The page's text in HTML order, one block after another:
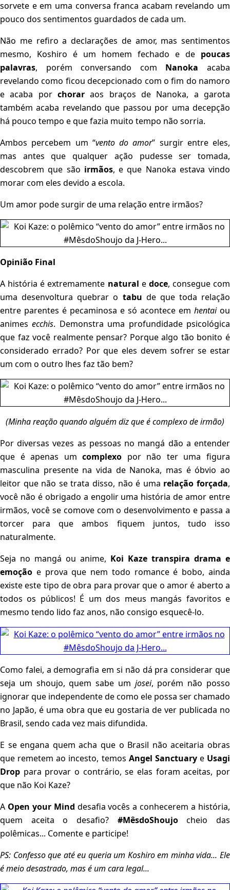
sorvete e em uma conversa franca acabam revelando um
pouco dos sentimentos guardados de cada um.
Não me refiro a declarações de amor, mas sentimentos
mesmo, Koshiro é um homem fechado e de poucas
palavras, porém conversando com Nanoka acaba
revelando como ficou decepcionado com o fim do namoro
e acaba por chorar aos braços de Nanoka, a garota
também acaba revelando que passou por uma decepção
há pouco tempo e que fazia muito tempo não sorria.
Ambos percebem um “vento do amor” surgir entre eles,
mas antes que qualquer ação pudesse ser tomada,
descobrem que são irmãos, e que Nanoka estava vindo
morar com eles devido a escola.
Um amor pode surgir de uma relação entre irmãos?
Opinião Final
A história é extremamente natural e doce, consegue com
uma desenvoltura quebrar o tabu de que toda relação
entre parentes é pecaminosa e só acontece em hentaiou
animesecchis. Demonstra uma profundidade psicológica
que faz você realmente pensar? Porque algo tão bonito é
considerado errado? Por que eles devem sofrer se estar
um com o outro lhes faz tão bem?
(Minha reação quando alguém dizque é complexo de irmão)
Por diversas vezes as pessoas no mangá dão a entender
que é apenas umcomplexo por não ter uma figura
masculina presente na vida de Nanoka, mas é óbvio ao
leitor que não se trata disso, não é uma relação forçada,
você não é obrigado a engolir uma história de amor entre
irmãos, você se comove com o desenvolvimento e passa a
torcer para que ambos fiquem juntos, tudo isso
naturalmente.
Seja no mangá ou anime, Koi Kaze transpira drama e
emoção e prova que nem todo romance é bobo, ainda
existe este tipo de obra para provar que o amor é aberto a
todos os públicos! É um dos meus mangás favoritos e
mesmo tendo lido faz anos, não consigo esquecê-lo.
Como falei, a demografia em si não dá pra considerar que
seja um shoujo, quem sabe um josei, porém não posso
ignorar que independente de como ele possa ser chamado
no Japão, é uma obra que eu gostaria de ver publicada no
Brasil, sendo cada vez mais difundida.
E se engana quem acha que o Brasil não aceitaria obras
que remetem ao incesto, temos Angel Sanctuarye Usagi
Drop para provar o contrário, se elas foram aceitas, por
que não Koi Kaze?
A Open your Mind desafia vocês a conhecerem a história,
quem aceita o desafio? #MêsdoShoujocheio das
polêmicas... Comente e participe!
PS: Confesso que até eu queria um Koshiro em minha vida... Ele
é meio desastrado, mas é um cara legal...